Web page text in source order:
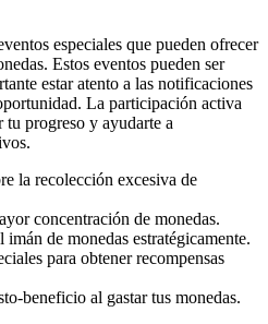
especiales que pueden ofrecer
Estos eventos pueden ser
estar atento a las notificaciones
La participación activa
tu progreso y ayudarte a
la recolección excesiva de
concentración de monedas.
de monedas estratégicamente.
para obtener recompensas
beneficio al gastar tus monedas.